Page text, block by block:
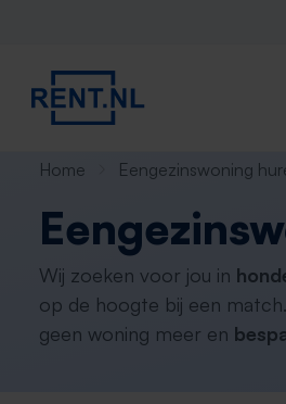
Home Eengezinswoning
Wij zoeken voor jou in
op de hoogte bij een
geen woning meer en